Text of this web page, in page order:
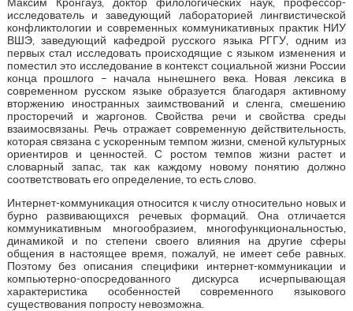
исследователь и заведующий лабораторией лингвистической
конфликтологии и современных коммуникативных практик НИУ
ВШЭ, заведующий кафедрой русского языка РГГУ, одним из
первых стал исследовать происходящие с языком изменения и
поместил это исследование в контекст социальной жизни России
конца прошлого – начала нынешнего века. Новая лексика в
современном русском языке образуется благодаря активному
вторжению иностранных заимствований и сленга, смешению
просторечий и жаргонов. Свойства речи и свойства среды
взаимосвязаны. Речь отражает современную действительность,
которая связана с ускоренным темпом жизни, сменой культурных
ориентиров и ценностей. С ростом темпов жизни растет и
словарный запас, так как каждому новому понятию должно
соответствовать его определение, то есть слово.
Интернет-коммуникация относится к числу относительно новых и
бурно развивающихся речевых формаций. Она отличается
коммуникативным многообразием, многофункциональностью,
динамикой и по степени своего влияния на другие сферы
общения в настоящее время, пожалуй, не имеет себе равных.
Поэтому без описания специфики интернет-коммуникации и
компьютерно-опосредованного дискурса исчерпывающая
характеристика особенностей современного языкового
существования попросту невозможна.